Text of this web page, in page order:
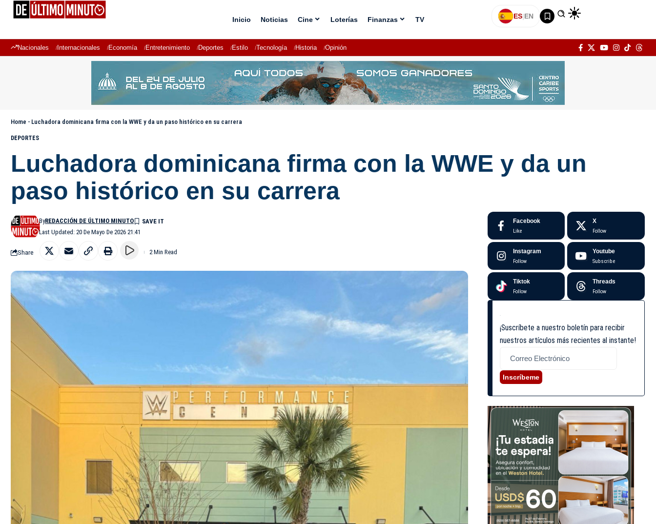
Inicio Noticias Cine Loterías Finanzas TV ES|EN
Nacionales Internacionales Economía Entretenimiento Deportes Estilo Tecnología Historia Opinión
Home - Luchadora dominicana firma con la WWE y da un paso histórico en su carrera
DEPORTES
Luchadora dominicana firma con la WWE y da un
paso histórico en su carrera
Last Updated: 20 De Mayo De 2026 21:41
ByREDACCIÓN DE ÚLTIMO MINUTO
Share 2 Min Read
Facebook
Like
X
Follow
Instagram
Follow
Youtube
Subscribe
Tiktok
Follow
Threads
Follow
¡Suscríbete a nuestro boletín para recibir
nuestros artículos más recientes al instante!
Inscríbeme